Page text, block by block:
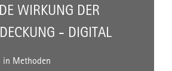
WIRKUNG DER
- DIGITAL
in Methoden